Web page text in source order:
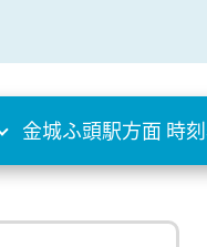
金城ふ頭駅方面 時